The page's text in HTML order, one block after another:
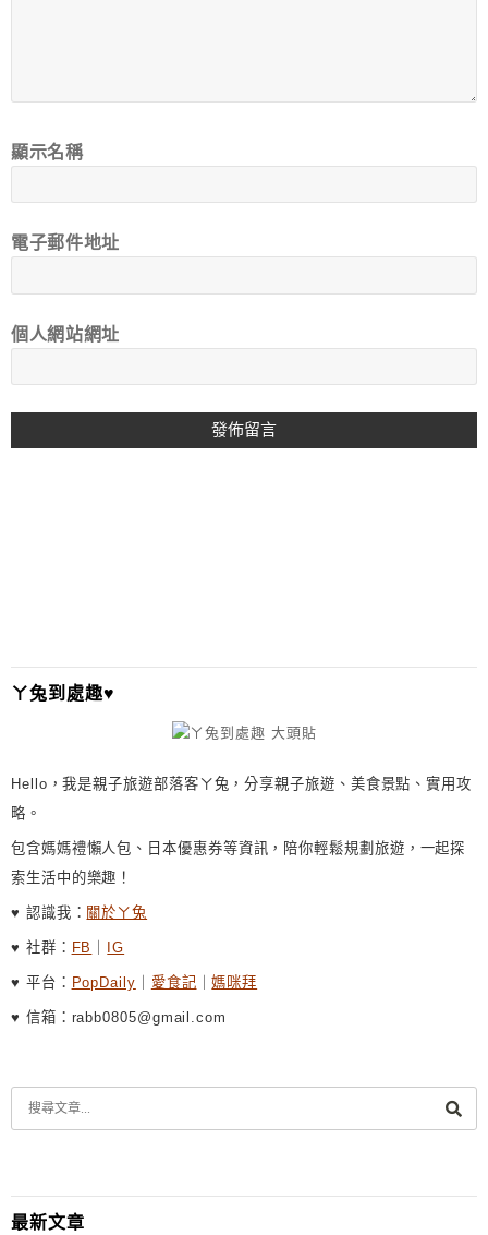
顯示名稱
電子郵件地址
個人網站網址
I
V
ㄚ兔到處趣♥
Hello，我是親子旅遊部落客ㄚ兔，分享親子旅遊、美食景點、實用攻
略。
包含媽媽禮懶人包、日本優惠券等資訊，陪你輕鬆規劃旅遊，一起探
索生活中的樂趣！
♥ 認識我： 關於ㄚ兔
♥ 社群： FB IG
♥ 平台： PopDaily 愛食記 ｜媽咪拜
♥ 信箱：rabb0805@gmail.com
最新文章